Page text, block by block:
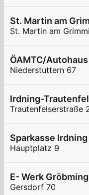
St. Martin am
St. Martin am
ÖAMTC/
Niederstuttern 67
Irdning-
Trautenfelserstraße
Sparkasse Irdning
Hauptplatz 9
E- Werk
Gersdorf 70